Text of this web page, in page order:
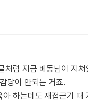
처럼 지금 베동님이 지쳐
당이 안되는 거죠.
아 하는데도 재접근기 때